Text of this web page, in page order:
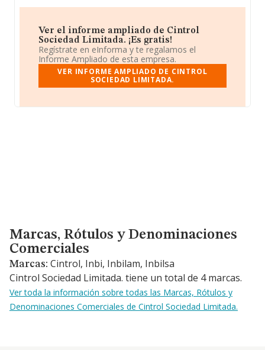
Ver el informe ampliado de Cintrol
Sociedad Limitada. ¡Es gratis!
Regístrate en eInforma y te regalamos el
Informe Ampliado de esta empresa.
VER INFORME AMPLIADO DE CINTROL
SOCIEDAD LIMITADA.
Marcas, Rótulos y Denominaciones Comerciales
Marcas, Rótulos y Denominaciones
Comerciales
Marcas: Cintrol, Inbi, Inbilam, Inbilsa
Cintrol Sociedad Limitada. tiene un total de 4 marcas.
Ver toda la información sobre todas las Marcas, Rótulos y
Denominaciones Comerciales de Cintrol Sociedad Limitada.